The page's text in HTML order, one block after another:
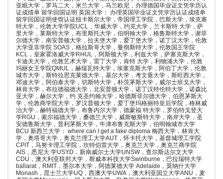
亚眠大学，罗马二大，米兰大学，马兰欧尼，办理德国毕业证文凭学历认
证成绩单 留学回国证明 英国大学： 办理英国毕业证文凭学历认证成绩单
留学回国证明使馆认证纽卡斯尔大学，帝国理工学院，巴斯大学，埃克塞
特大学，伦敦大学学院UCL，华威大学，约克大学，兰卡斯特 大学，萨
里大学，莱斯特大学，布里斯托大学，伯明翰大学，格鲁斯特大学，谢菲
尔德大学，南安普顿大学，拉夫堡大学，爱丁堡大学，诺丁汉大学，伦敦
大学亚非学院 SOAS，格拉斯哥大学，曼彻斯特大学，伦敦国王学院
KCL，皇家霍洛威大学RHUL，阿斯顿大学，利兹大学，萨塞克斯大学，
卡迪夫大学，伦敦艺术大学，雷丁大学，肯特 大学，利物浦大学，伦敦
玛丽女王学院QMUL，赫瑞瓦特大学，埃塞克斯大学，阿伯丁大学，伦敦
城市大学，斯特拉思克莱德大学，基尔大学，考文垂大学，斯旺西大学，
邓迪大学，阿伯泰大学，切斯特大学，朴茨茅斯大学，威尔士班戈大学，
林肯大学，布拉德福德大学，北安普顿大学，诺丁汉特伦特大学，诺森比
亚大学，赫尔大学，约 克圣约翰大学，哈德斯菲尔德大学，伯恩茅斯大
学，伦敦商学院大学，罗汉普顿大学，爱丁堡玛格丽特皇后学院，格林威
治大学，赫特福德大学，布鲁内尔大学，德蒙福 特大学，罗伯特戈登大
学RGU，索尔福德大学，桑德兰大学，威斯敏斯特大学，南岸大学，圣
安德鲁斯大学，普利茅斯大学，牛津布鲁克斯大学，伯明翰城市大学
BCU 新西兰大学： where can I get a fake diploma 梅西大学，林肯大
学，奥塔哥大学，奥克兰理工大学AUT，怀卡托大学，基督城理工学院
CPIT，马努卡理工学院，坎特伯雷大学，奥克兰大学，奥克兰商学院
AIS，悉尼大 学USYD，新南威尔士大学UNSW，查尔斯达尔文大学
CDU，澳大利亚联邦大学，斯威本科技大学Swinburne，巴拉瑞特大学
ballarat，RMIT，墨尔本大学，阿德莱德大学 Adelaide，莫纳什大学
Monash，昆士兰大学UQ，西澳大学UWA，澳大利亚国立大学ANU，麦